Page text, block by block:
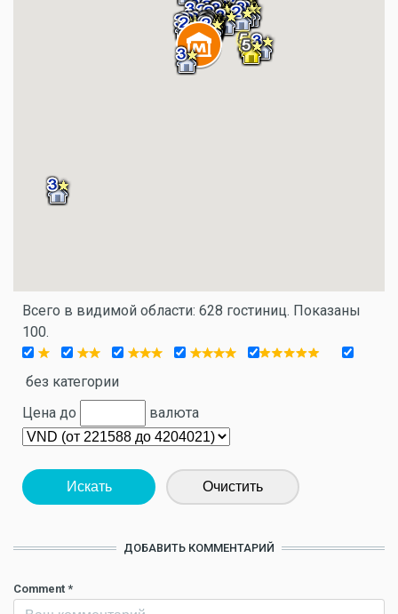
Всего в видимой области: 628 гостиниц. Показаны
100.
без категории
Цена до
валюта
Искать Очистить
ДОБАВИТЬ КОММЕНТАРИЙ
Comment *